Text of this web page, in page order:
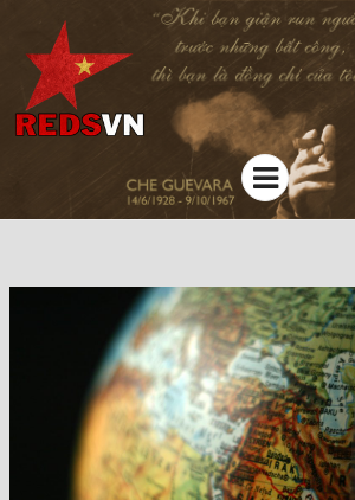
Kênh chia sẻ tri thức cộng đồng
Menu